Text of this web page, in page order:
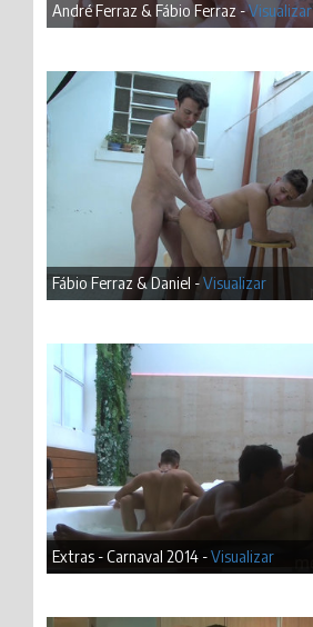
André Ferraz & Fábio Ferraz -Visualizar
Fábio Ferraz & Daniel -Visualizar
Extras - Carnaval 2014 -Visualizar